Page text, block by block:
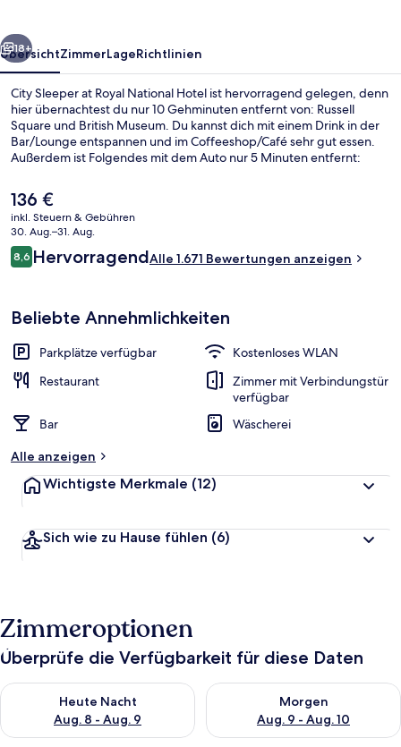
Weiter
18+
ÜbersichtZimmerLageRichtlinien
City Sleeper at Royal National Hotel ist hervorragend gelegen, denn
hier übernachtest du nur 10 Gehminuten entfernt von: Russell
Square und British Museum. Du kannst dich mit einem Drink in der
Bar/Lounge entspannen und im Coffeeshop/Café sehr gut essen.
Außerdem ist Folgendes mit dem Auto nur 5 Minuten entfernt:
zentrale Lage für die Möglichkeiten zum Sightseeing und die Nähe
zu öffentlichen Verkehrsmitteln: Die U-Bahn-Station Russell Square
ist 4 Gehminuten und die U-Bahn-Station Euston ist 10 Gehminuten
entfernt.
Der
aktuelle
Preis
beträgt
136 €.
136 €
inkl. Steuern & Gebühren
30. Aug.–31. Aug.
Bewertungen
8,68,6 von 10.
HervorragendAlle 1.671 Bewertungen anzeigen
Beliebte Annehmlichkeiten
Parkplätze verfügbar
Kostenloses WLAN
Restaurant
Zimmer mit Verbindungstür
verfügbar
Bar
Wäscherei
Alle anzeigen
Wichtigste Merkmale (12)
Sich wie zu Hause fühlen (6)
Zimmeroptionen
Überprüfe die Verfügbarkeit für diese Daten
Heute Nacht
Aug. 8 - Aug. 9
Überprüfe die Verfügbarkeit für heute Nacht, Aug. 8 - Aug. 9.
Morgen
Aug. 9 - Aug. 10
Überprüfe die Verfügbarkeit